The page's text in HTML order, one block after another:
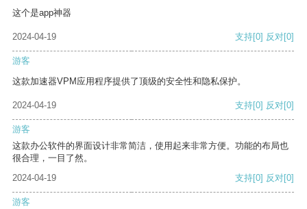
这个是app神器
2024-04-19 支持[0] 反对[0]
游客
这款加速器VPM应用程序提供了顶级的安全性和隐私保护。
2024-04-19 支持[0] 反对[0]
游客
这款办公软件的界面设计非常简洁，使用起来非常方便。功能的布局也
很合理，一目了然。
2024-04-19
支持[0] 反对[0]
游客